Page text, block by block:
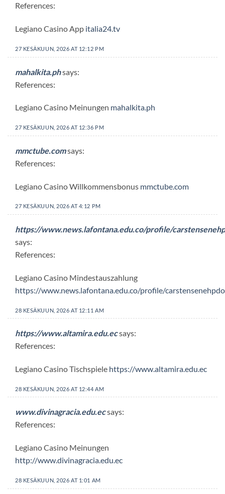
References:
Legiano Casino App italia24.tv
27 KESÄKUUN, 2026 AT 12:12 PM
mahalkita.phsays:
References:
Legiano Casino Meinungen mahalkita.ph
27 KESÄKUUN, 2026 AT 12:36 PM
mmctube.comsays:
References:
Legiano Casino Willkommensbonus mmctube.com
27 KESÄKUUN, 2026 AT 4:12 PM
https://www.news.lafontana.edu.co/profile/
says:
References:
Legiano Casino Mindestauszahlung
https://www.news.lafontana.edu.co/profile/
28 KESÄKUUN, 2026 AT 12:11 AM
https://www.altamira.edu.ecsays:
References:
Legiano Casino Tischspiele https://www.altamira.edu.ec
28 KESÄKUUN, 2026 AT 12:44 AM
www.divinagracia.edu.ecsays:
References:
Legiano Casino Meinungen
http://www.divinagracia.edu.ec
28 KESÄKUUN, 2026 AT 1:01 AM